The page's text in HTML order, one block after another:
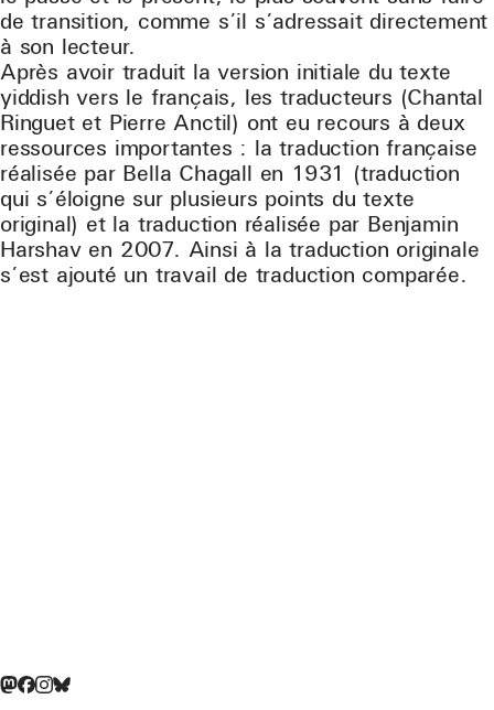
de transition, comme s’il s’adressait directement
à son lecteur.
Après avoir traduit la version initiale du texte
yiddish vers le français, les traducteurs (Chantal
Ringuet et Pierre Anctil) ont eu recours à deux
ressources importantes : la traduction française
réalisée par Bella Chagall en 1931 (traduction
qui s’éloigne sur plusieurs points du texte
original) et la traduction réalisée par Benjamin
Harshav en 2007. Ainsi à la traduction originale
s’est ajouté un travail de traduction comparée.